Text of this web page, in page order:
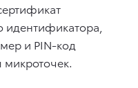
идентификатора,
и PIN-код